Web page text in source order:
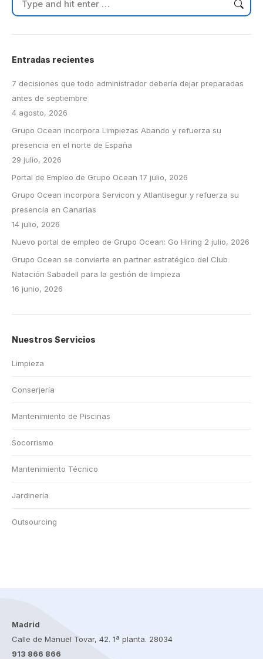
Entradas recientes
7 decisiones que todo administrador debería dejar preparadas
antes de septiembre
4 agosto, 2026
Grupo Ocean incorpora Limpiezas Abando y refuerza su
presencia en el norte de España
29 julio, 2026
Portal de Empleo de Grupo Ocean 17 julio, 2026
Grupo Ocean incorpora Servicon y Atlantisegur y refuerza su
presencia en Canarias
14 julio, 2026
Nuevo portal de empleo de Grupo Ocean: Go Hiring 2 julio, 2026
Grupo Ocean se convierte en partner estratégico del Club
Natación Sabadell para la gestión de limpieza
16 junio, 2026
Nuestros Servicios
Limpieza
Conserjería
Mantenimiento de Piscinas
Socorrismo
Mantenimiento Técnico
Jardinería
Outsourcing
Madrid
Calle de Manuel Tovar, 42. 1ª planta. 28034
913 866 866